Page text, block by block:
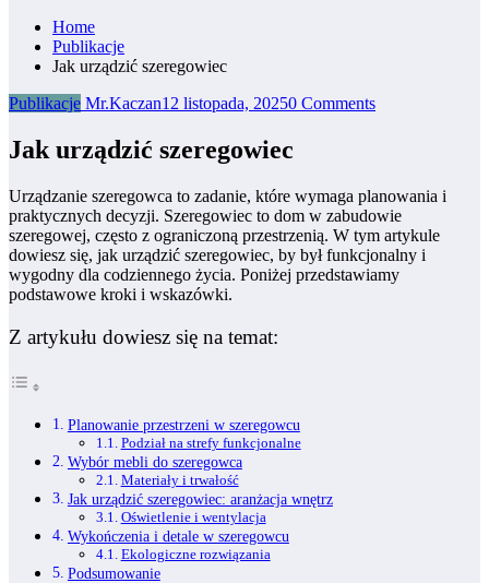
Home
Publikacje
Jak urządzić szeregowiec
Publikacje Mr.Kaczan12 listopada, 20250 Comments
Jak urządzić szeregowiec
Urządzanie szeregowca to zadanie, które wymaga planowania i
praktycznych decyzji. Szeregowiec to dom w zabudowie
szeregowej, często z ograniczoną przestrzenią. W tym artykule
dowiesz się, jak urządzić szeregowiec, by był funkcjonalny i
wygodny dla codziennego życia. Poniżej przedstawiamy
podstawowe kroki i wskazówki.
Z artykułu dowiesz się na temat:
Planowanie przestrzeni w szeregowcu
Podział na strefy funkcjonalne
Wybór mebli do szeregowca
Materiały i trwałość
Jak urządzić szeregowiec: aranżacja wnętrz
Oświetlenie i wentylacja
Wykończenia i detale w szeregowcu
Ekologiczne rozwiązania
Podsumowanie